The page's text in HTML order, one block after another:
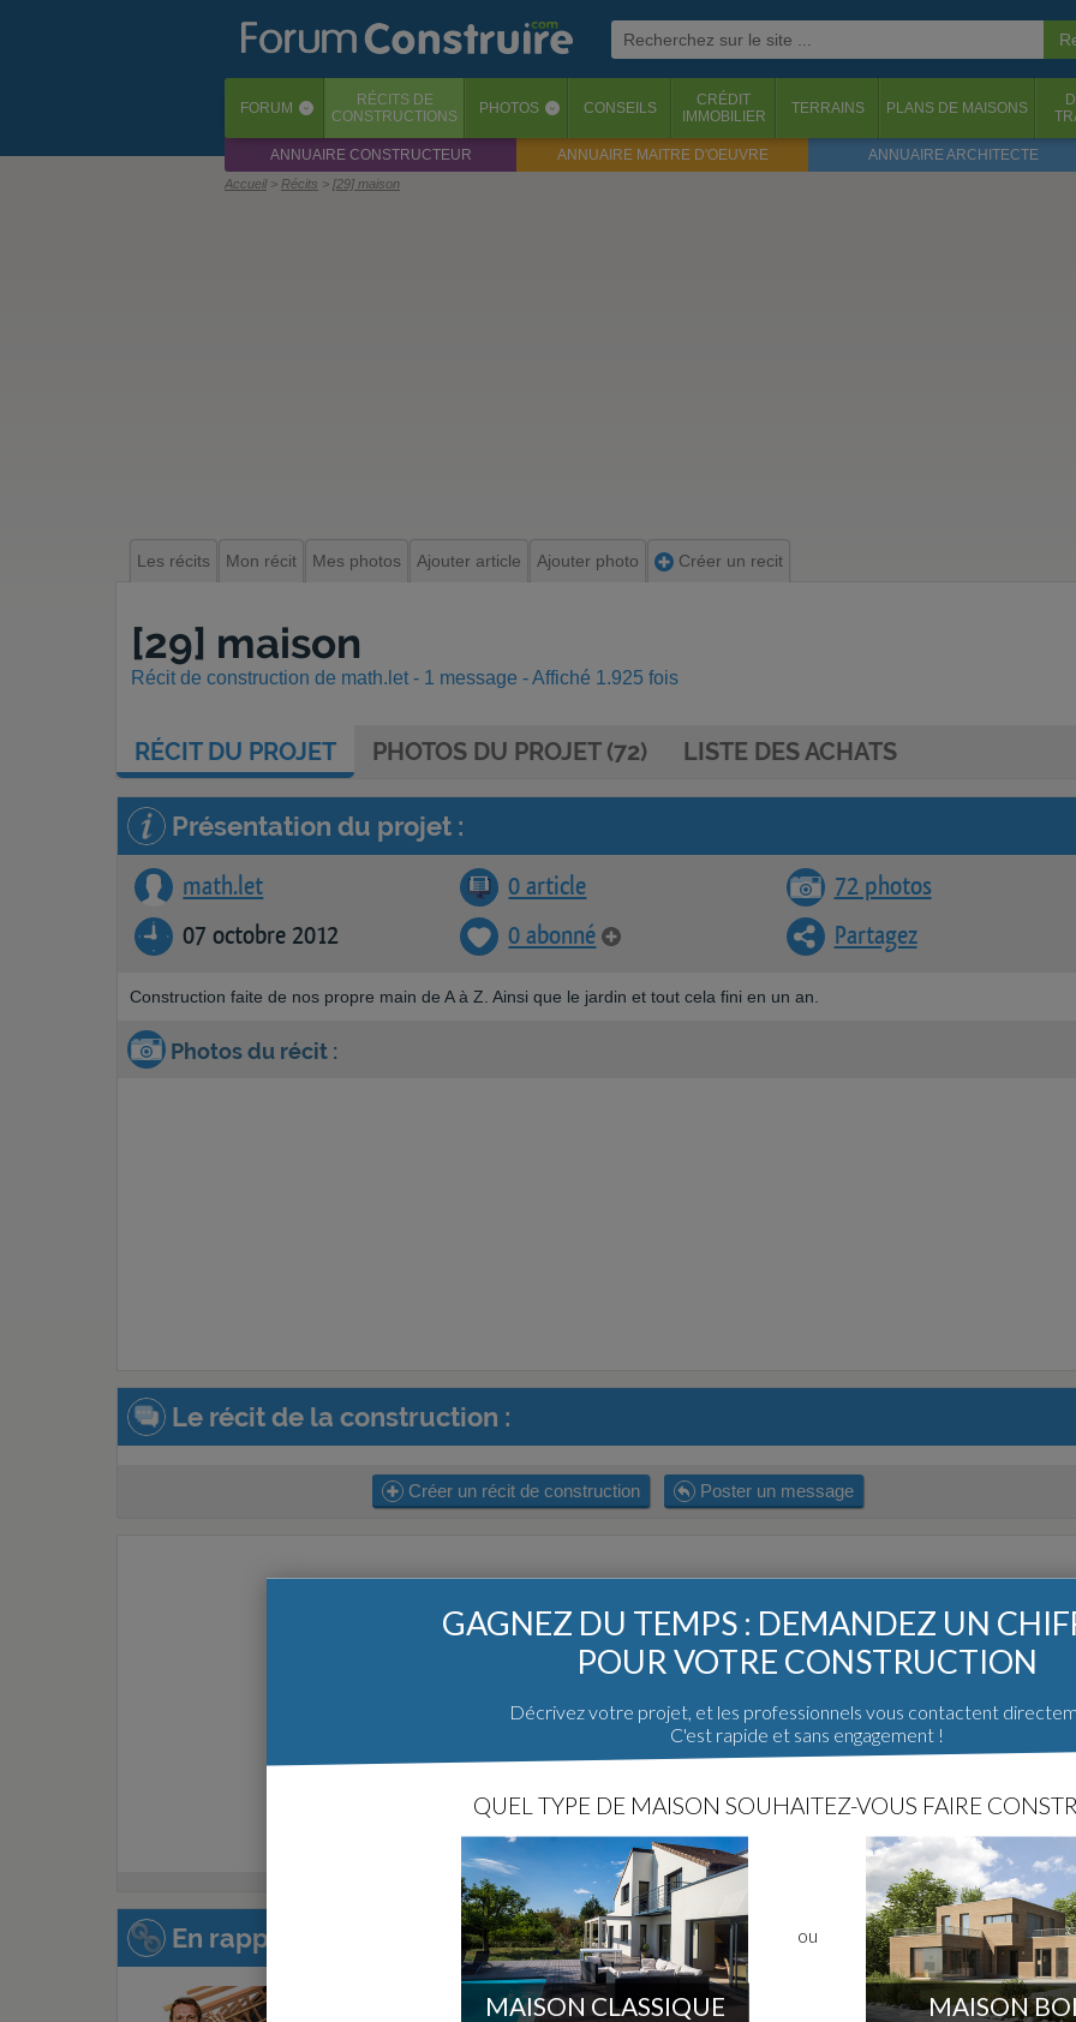
FORUM ‹ RÉCITS DE
CONSTRUCTIONS
PHOTOS ‹ CONSEILS
CRÉDIT
IMMOBILIER
TERRAINS PLANS DE MAISONS
ANNUAIRE CONSTRUCTEUR ANNUAIRE MAITRE D'OEUVRE ANNUAIRE ARCHITECTE
Accueil Récits [29] maison
Les récits Mon récit Mes photos Ajouter article Ajouter photo Créer un recit
[29] maison
Récit de construction de math.let - 1 message - Affiché 1.925 fois
RÉCITDU PROJET PHOTOS DU PROJET (72) LISTE DES ACHATS
Présentation du projet :
math.let 0 article
72 photos
07 octobre 2012
0 abonné Partagez
Construction faite de nos propre main de A à Z. Ainsi que le jardin et tout cela fini en un an.
Photos du récit :
Le récit de la construction :
Créer un récit de construction Poster un message
En rapport avec cette page :
GAGNEZ DU TEMPS : DEMANDEZ UN
POUR VOTRE CONSTRUCTION
Décrivez votre projet, et les professionnels vous contactent
C'est rapide et sans engagement !
QUEL TYPE DE MAISON SOUHAITEZ-VOUS FAIRE
MAISON CLASSIQUE
ou
MAISON